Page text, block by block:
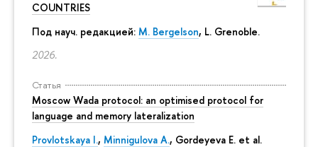
COUNTRIES
Под науч. редакцией: M. Bergelson, L. Grenoble.
2026.
Статья
Moscow Wada protocol: an optimised protocol for
language and memory lateralization
Provlotskaya I., Minnigulova A., Gordeyeva E. et al.